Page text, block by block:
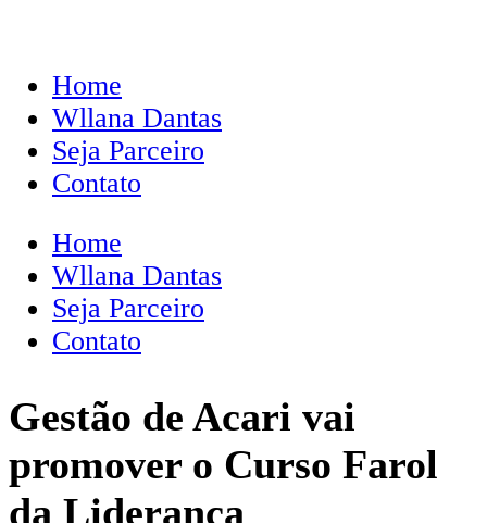
Home
Wllana Dantas
Seja Parceiro
Contato
Home
Wllana Dantas
Seja Parceiro
Contato
Gestão de Acari vai
promover o Curso Farol
da Liderança